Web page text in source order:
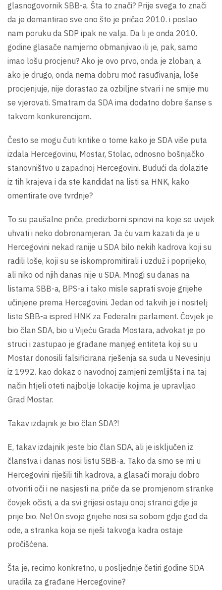
glasnogovornik SBB-a. Šta to znači? Prije svega to znači
da je demantirao sve ono što je pričao 2010. i poslao
nam poruku da SDP ipak ne valja. Da li je onda 2010.
godine glasače namjerno obmanjivao ili je, pak, samo
imao lošu procjenu? Ako je ovo prvo, onda je zloban, a
ako je drugo, onda nema dobru moć rasuđivanja, loše
procjenjuje, nije dorastao za ozbiljne stvari i ne smije mu
se vjerovati. Smatram da SDA ima dodatno dobre šanse s
takvom konkurencijom.
Često se mogu čuti kritike o tome kako je SDA više puta
izdala Hercegovinu, Mostar, Stolac, odnosno bošnjačko
stanovništvo u zapadnoj Hercegovini. Budući da dolazite
iz tih krajeva i da ste kandidat na listi sa HNK, kako
omentirate ove tvrdnje?
To su paušalne priče, predizborni spinovi na koje se uvijek
uhvati i neko dobronamjeran. Ja ću vam kazati da je u
Hercegovini nekad ranije u SDA bilo nekih kadrova koji su
radili loše, koji su se iskompromitirali i uzduž i poprijeko,
ali niko od njih danas nije u SDA. Mnogi su danas na
listama SBB-a, BPS-a i tako misle saprati svoje grijehe
učinjene prema Hercegovini. Jedan od takvih je i nositelj
liste SBB-a ispred HNK za Federalni parlament. Čovjek je
bio član SDA, bio u Vijeću Grada Mostara, advokat je po
struci i zastupao je građane manjeg entiteta koji su u
Mostar donosili falsificirana rješenja sa suda u Nevesinju
iz 1992. kao dokaz o navodnoj zamjeni zemljišta i na taj
način htjeli oteti najbolje lokacije kojima je upravljao
Grad Mostar.
Takav izdajnik je bio član SDA?!
E, takav izdajnik jeste bio član SDA, ali je isključen iz
članstva i danas nosi listu SBB-a. Tako da smo se mi u
Hercegovini riješili tih kadrova, a glasači moraju dobro
otvoriti oči i ne nasjesti na priče da se promjenom stranke
čovjek očisti, a da svi grijesi ostaju onoj stranci gdje je
prije bio. Ne! On svoje grijehe nosi sa sobom gdje god da
ode, a stranka koja se riješi takvoga kadra ostaje
pročišćena.
Šta je, recimo konkretno, u posljednje četiri godine SDA
uradila za građane Hercegovine?